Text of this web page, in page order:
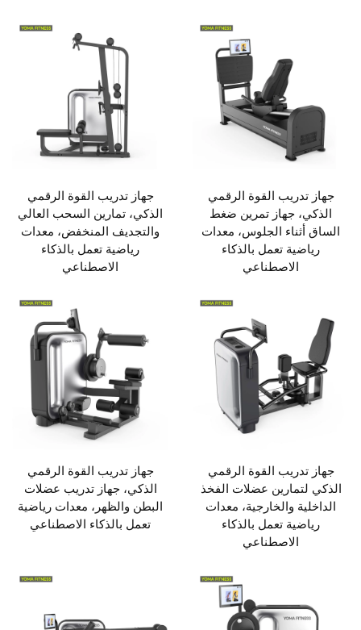
جهاز تدريب القوة الرقمي
الذكي، جهاز تمرين ضغط
الساق أثناء الجلوس، معدات
رياضية تعمل بالذكاء
الاصطناعي
جهاز تدريب القوة الرقمي
الذكي، تمارين السحب العالي
والتجديف المنخفض، معدات
رياضية تعمل بالذكاء
الاصطناعي
جهاز تدريب القوة الرقمي
الذكي لتمارين عضلات الفخذ
الداخلية والخارجية، معدات
رياضية تعمل بالذكاء
الاصطناعي
جهاز تدريب القوة الرقمي
الذكي، جهاز تدريب عضلات
البطن والظهر، معدات رياضية
تعمل بالذكاء الاصطناعي